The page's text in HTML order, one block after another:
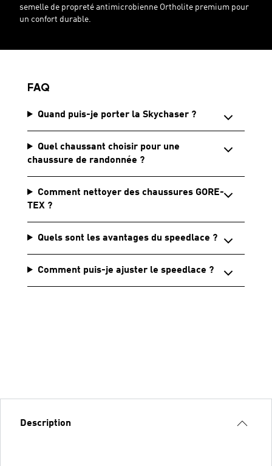
semelle de propreté antimicrobienne Ortholite premium pour
un confort durable.
FAQ
Quand puis-je porter la Skychaser ?
Quel chaussant choisir pour une
chaussure de randonnée ?
Comment nettoyer des chaussures GORE-
TEX ?
Quels sont les avantages du speedlace ?
Comment puis-je ajuster le speedlace ?
Description